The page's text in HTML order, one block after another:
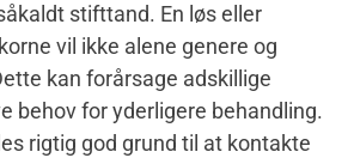
stifttand. En løs eller
vil ikke alene genere og
kan forårsage adskillige
behov for yderligere behandling.
rigtig god grund til at kontakte